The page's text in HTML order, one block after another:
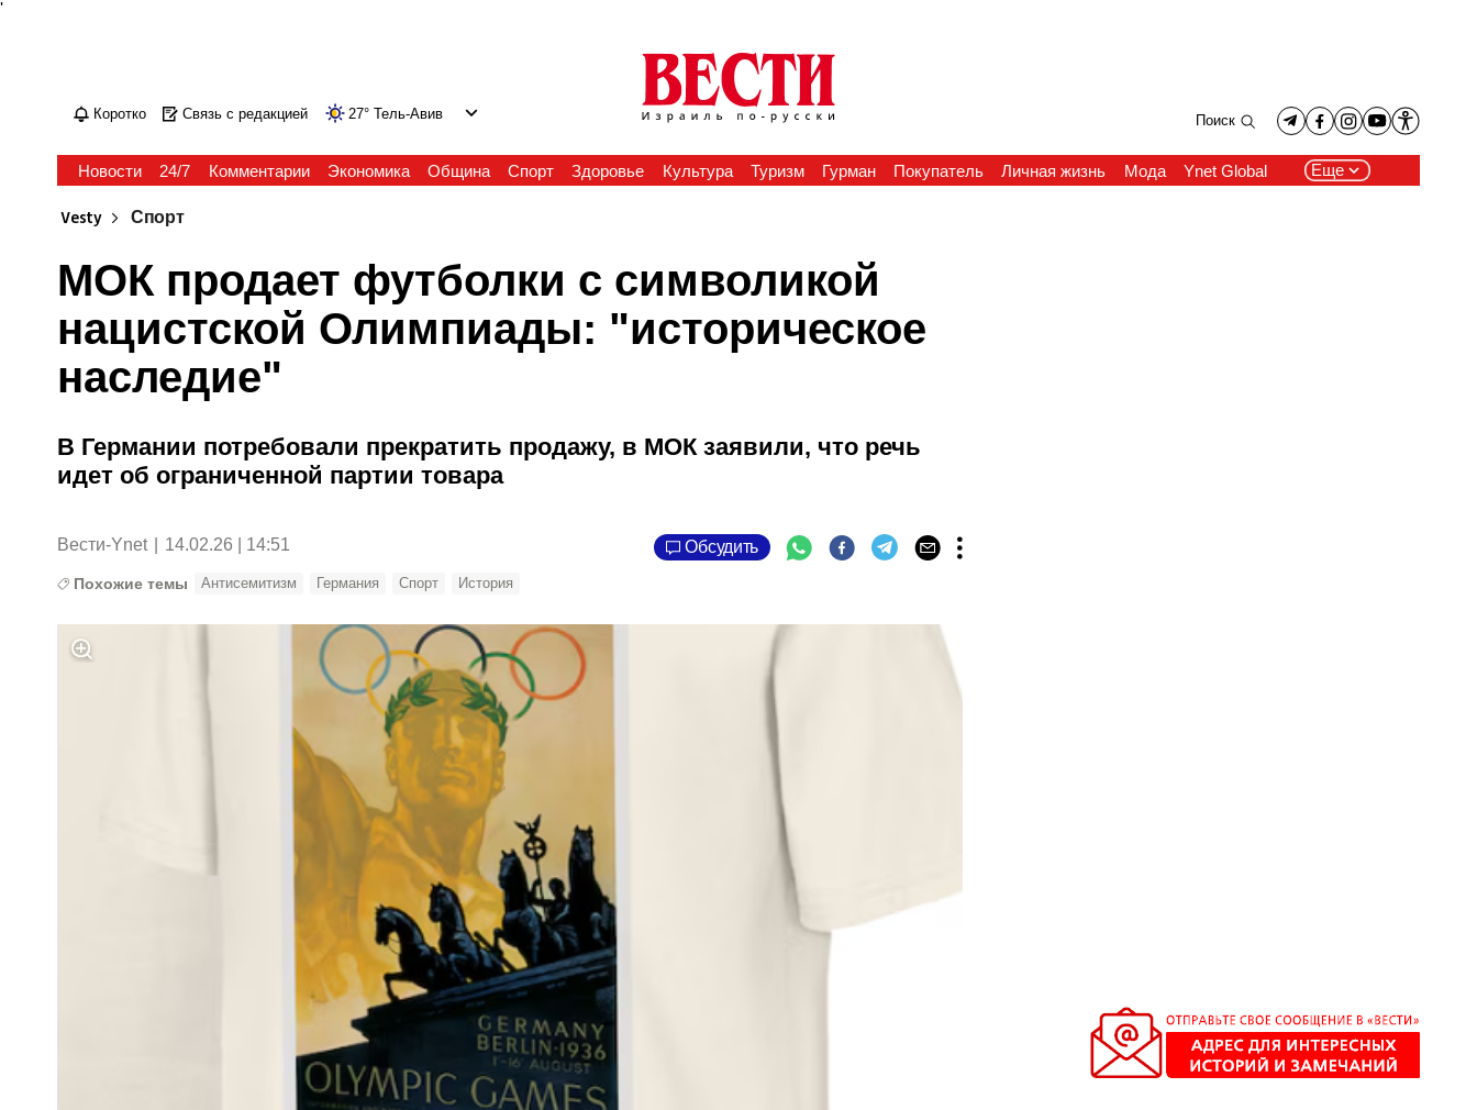
'
Коротко Связь с редакцией 27° Тель-Авив Поиск
Новости 24/7 Комментарии Экономика Община Спорт Здоровье Культура Туризм Гурман Покупатель Личная жизнь Мода Ynet Global Еще
Vesty Спорт
МОК продает футболки с символикой
нацистской Олимпиады: "историческое
наследие"
В Германии потребовали прекратить продажу, в МОК заявили, что речь
идет об ограниченной партии товара
Вести-Ynet 14.02.26 | 14:51 Обсудить
Похожие темы Антисемитизм Германия Спорт История